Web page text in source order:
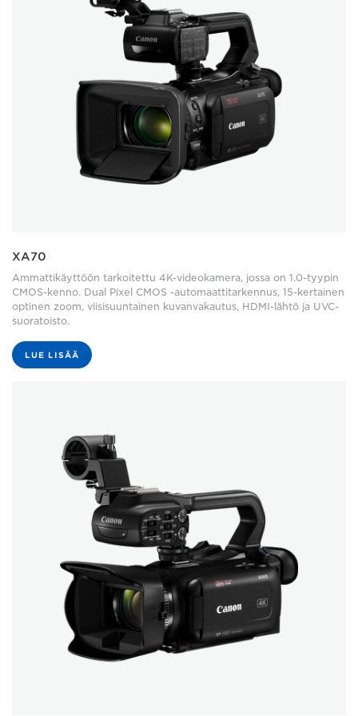
XA70
Ammattikäyttöön tarkoitettu 4K-videokamera, jossa on 1.0-tyypin
CMOS-kenno. Dual Pixel CMOS -automaattitarkennus, 15-kertainen
optinen zoom, viisisuuntainen kuvanvakautus, HDMI-lähtö ja UVC-
suoratoisto.
LUE LISÄÄ